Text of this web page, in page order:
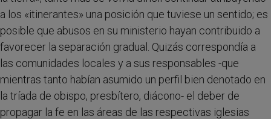
a los «itinerantes» una posición que tuviese un sentido; es
posible que abusos en su ministerio hayan contribuido a
favorecer la separación gradual. Quizás correspondía a
las comunidades locales y a sus responsables -que
mientras tanto habían asumido un perfil bien denotado en
la tríada de obispo, presbítero, diácono- el deber de
propagar la fe en las áreas de las respectivas iglesias